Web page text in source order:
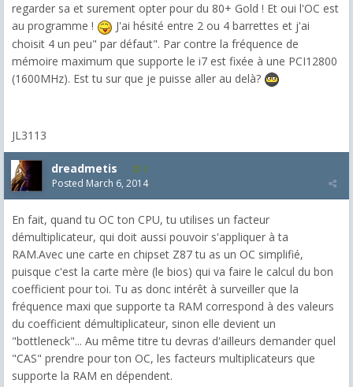
regarder sa et surement opter pour du 80+ Gold ! Et oui l'OC est
au programme !
J'ai hésité entre 2 ou 4 barrettes et j'ai
choisit 4 un peu" par défaut". Par contre la fréquence de
mémoire maximum que supporte le i7 est fixée à une PCI12800
(1600MHz). Est tu sur que je puisse aller au delà?
JL3113
dreadmetis 2
Posted March 6, 2014
En fait, quand tu OC ton CPU, tu utilises un facteur
démultiplicateur, qui doit aussi pouvoir s'appliquer à ta
RAM.Avec une carte en chipset Z87 tu as un OC simplifié,
puisque c'est la carte mère (le bios) qui va faire le calcul du bon
coefficient pour toi. Tu as donc intérêt à surveiller que la
fréquence maxi que supporte ta RAM correspond à des valeurs
du coefficient démultiplicateur, sinon elle devient un
"bottleneck"... Au même titre tu devras d'ailleurs demander quel
"CAS" prendre pour ton OC, les facteurs multiplicateurs que
supporte la RAM en dépendent.